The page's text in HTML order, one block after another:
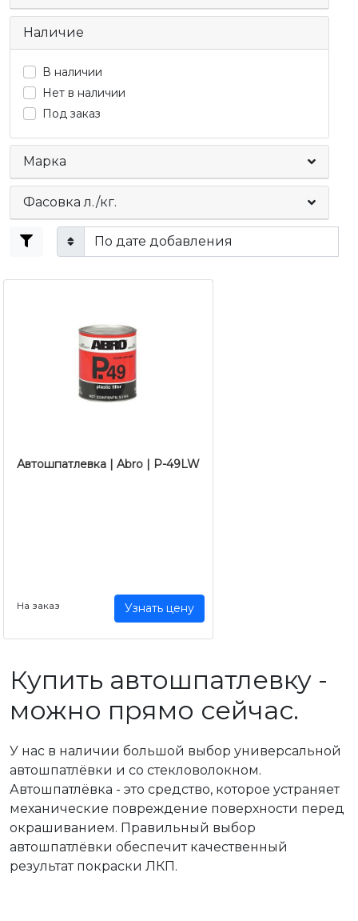
Наличие
В наличии
Нет в наличии
Под заказ
Марка
Фасовка л./кг.
Автошпатлевка | Abro | Р-49LW
На заказ Узнать цену
Купить автошпатлевку -
можно прямо сейчас.
У нас в наличии большой выбор универсальной
автошпатлёвки и со стекловолокном.
Автошпатлёвка - это средство, которое устраняет
механические повреждение поверхности перед
окрашиванием. Правильный выбор
автошпатлёвки обеспечит качественный
результат покраски ЛКП.